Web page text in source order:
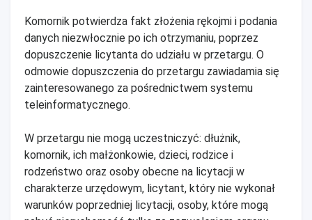
Komornik potwierdza fakt złożenia rękojmi i podania
danych niezwłocznie po ich otrzymaniu, poprzez
dopuszczenie licytanta do udziału w przetargu. O
odmowie dopuszczenia do przetargu zawiadamia się
zainteresowanego za pośrednictwem systemu
teleinformatycznego.
W przetargu nie mogą uczestniczyć: dłużnik,
komornik, ich małżonkowie, dzieci, rodzice i
rodzeństwo oraz osoby obecne na licytacji w
charakterze urzędowym, licytant, który nie wykonał
warunków poprzedniej licytacji, osoby, które mogą